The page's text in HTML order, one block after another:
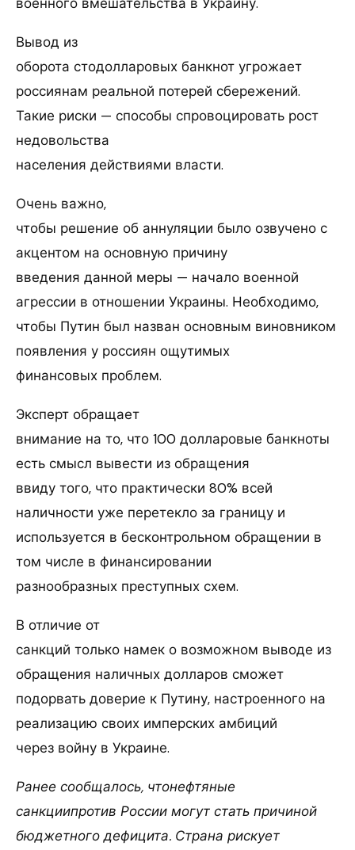
Вывод из
оборота стодолларовых банкнот угрожает
россиянам реальной потерей сбережений.
Такие риски — способы спровоцировать рост
недовольства
населения действиями власти.
Очень важно,
чтобы решение об аннуляции было озвучено с
акцентом на основную причину
введения данной меры — начало военной
агрессии в отношении Украины. Необходимо,
чтобы Путин был назван основным виновником
появления у россиян ощутимых
финансовых проблем.
Эксперт обращает
внимание на то, что 100 долларовые банкноты
есть смысл вывести из обращения
ввиду того, что практически 80% всей
наличности уже перетекло за границу и
используется в бесконтрольном обращении в
том числе в финансировании
разнообразных преступных схем.
В отличие от
санкций только намек о возможном выводе из
обращения наличных долларов сможет
подорвать доверие к Путину, настроенного на
реализацию своих имперских амбиций
через войну в Украине.
Ранее сообщалось, чтонефтяные
санкциипротив России могут стать причиной
бюджетного дефицита. Страна рискует